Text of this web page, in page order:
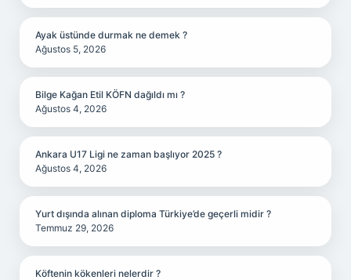
Ayak üstünde durmak ne demek ?
Ağustos 5, 2026
Bilge Kağan Etil KÖFN dağıldı mı ?
Ağustos 4, 2026
Ankara U17 Ligi ne zaman başlıyor 2025 ?
Ağustos 4, 2026
Yurt dışında alınan diploma Türkiye’de geçerli midir ?
Temmuz 29, 2026
Köftenin kökenleri nelerdir ?